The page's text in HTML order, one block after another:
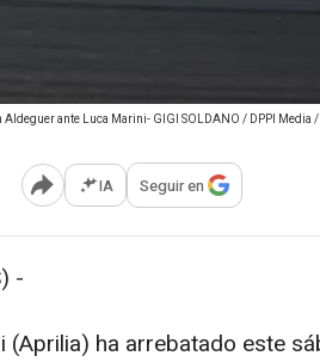
Aldeguer ante Luca Marini- GIGI SOLDANO / DPPI Media
Abrir opciones para compartir
IA Seguir en
-
ha arrebatado este